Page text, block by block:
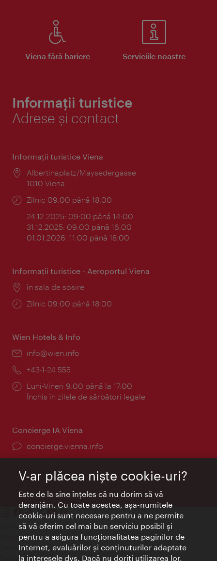
Viena fără bariere Serviciile noastre
Informații turistice
Adrese și contact
Informaţii turistice Viena
Locul:
Albertinaplatz/Maysedergasse
1010 Viena
Program:
Zilnic 09:00 până 18:00
24.12.2025: 09:00 până 14:00
31.12.2025: 09:00 până 16:00
01.01.2026: 11:00 până 18:00
Informaţii turistice - Aeroportul Viena
Locul:
în sala de sosire
Program:
Zilnic 09:00 până 18:00
Wien Hotels & Info
E-
info@wien.info
Telefon:
+43-1-24 555
Program:
Luni-Vineri 9:00 până la 17:00
Închis în zilele de sărbători legale
Concierge IA Viena
concierge.vienna.info
Contact
Credits
Declaraţie privind protecţia datelor
Terms of Use
V-ar plăcea nişte cookie-uri?
Este de la sine înţeles că nu dorim să vă
deranjăm. Cu toate acestea, aşa-numitele
cookie-uri sunt necesare pentru a ne permite
să vă oferim cel mai bun serviciu posibil şi
pentru a asigura funcţionalitatea paginilor de
Internet, evaluărilor şi conţinuturilor adaptate
la interesele dvs. Dacă nu doriţi utilizarea lor,